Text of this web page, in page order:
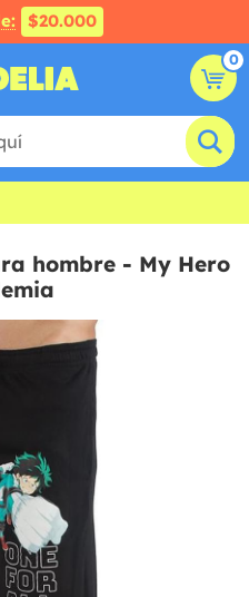
$20.000
0
hombre - My Hero